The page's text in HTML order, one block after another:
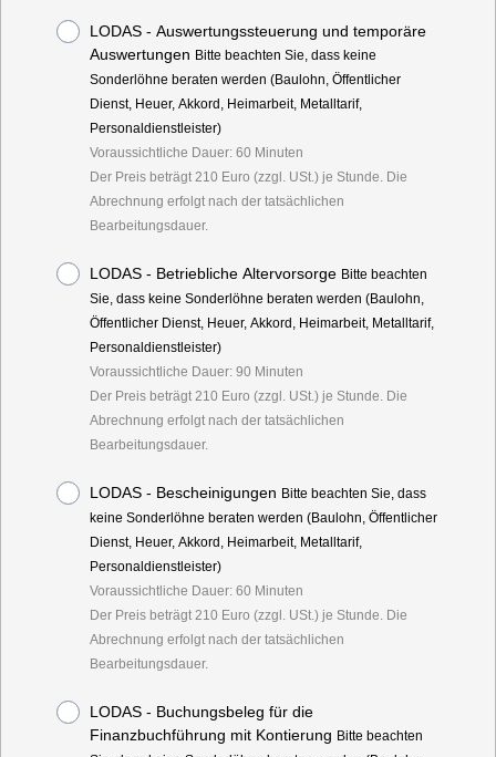
LODAS - Auswertungssteuerung und temporäre
Auswertungen Bitte beachten Sie, dass keine
Sonderlöhne beraten werden (Baulohn, Öffentlicher
Dienst, Heuer, Akkord, Heimarbeit, Metalltarif,
Personaldienstleister)
Voraussichtliche Dauer: 60 Minuten
Der Preis beträgt 210 Euro (zzgl. USt.) je Stunde. Die
Abrechnung erfolgt nach der tatsächlichen
Bearbeitungsdauer.
LODAS - Betriebliche Altervorsorge Bitte beachten
Sie, dass keine Sonderlöhne beraten werden (Baulohn,
Öffentlicher Dienst, Heuer, Akkord, Heimarbeit, Metalltarif,
Personaldienstleister)
Voraussichtliche Dauer: 90 Minuten
Der Preis beträgt 210 Euro (zzgl. USt.) je Stunde. Die
Abrechnung erfolgt nach der tatsächlichen
Bearbeitungsdauer.
LODAS - Bescheinigungen Bitte beachten Sie, dass
keine Sonderlöhne beraten werden (Baulohn, Öffentlicher
Dienst, Heuer, Akkord, Heimarbeit, Metalltarif,
Personaldienstleister)
Voraussichtliche Dauer: 60 Minuten
Der Preis beträgt 210 Euro (zzgl. USt.) je Stunde. Die
Abrechnung erfolgt nach der tatsächlichen
Bearbeitungsdauer.
LODAS - Buchungsbeleg für die
Finanzbuchführung mit Kontierung Bitte beachten